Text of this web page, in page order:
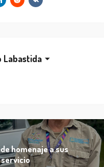
Labastida
homenaje a sus